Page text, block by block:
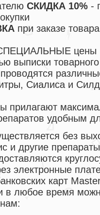
СКИДКА 10% -
при заказе
цены
выписки
проводятся
Сиалиса и
прилагают
удобным
без
и другие
электронные
карт
в любое время